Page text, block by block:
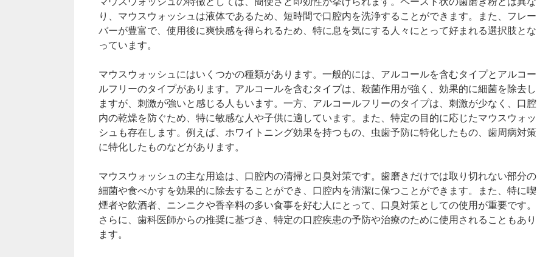
り、マウスウォッシュは液体であるため、短時間で口腔内を洗浄することができます。また、フレー
バーが豊富で、使用後に爽快感を得られるため、特に息を気にする人々にとって好まれる選択肢とな
っています。
マウスウォッシュにはいくつかの種類があります。一般的には、アルコールを含むタイプとアルコー
ルフリーのタイプがあります。アルコールを含むタイプは、殺菌作用が強く、効果的に細菌を除去し
ますが、刺激が強いと感じる人もいます。一方、アルコールフリーのタイプは、刺激が少なく、口腔
内の乾燥を防ぐため、特に敏感な人や子供に適しています。また、特定の目的に応じたマウスウォッ
シュも存在します。例えば、ホワイトニング効果を持つもの、虫歯予防に特化したもの、歯周病対策
に特化したものなどがあります。
マウスウォッシュの主な用途は、口腔内の清掃と口臭対策です。歯磨きだけでは取り切れない部分の
細菌や食べかすを効果的に除去することができ、口腔内を清潔に保つことができます。また、特に喫
煙者や飲酒者、ニンニクや香辛料の多い食事を好む人にとって、口臭対策としての使用が重要です。
さらに、歯科医師からの推奨に基づき、特定の口腔疾患の予防や治療のために使用されることもあり
ます。